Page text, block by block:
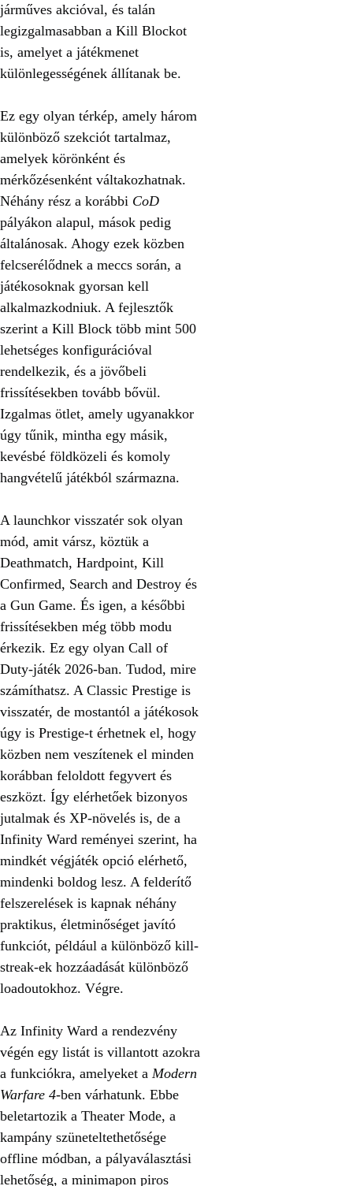
járműves akcióval, és talán
legizgalmasabban a Kill Blockot
is, amelyet a játékmenet
különlegességének állítanak be.
Ez egy olyan térkép, amely három
különböző szekciót tartalmaz,
amelyek körönként és
mérkőzésenként váltakozhatnak.
Néhány rész a korábbi CoD
pályákon alapul, mások pedig
általánosak. Ahogy ezek közben
felcserélődnek a meccs során, a
játékosoknak gyorsan kell
alkalmazkodniuk. A fejlesztők
szerint a Kill Block több mint 500
lehetséges konfigurációval
rendelkezik, és a jövőbeli
frissítésekben tovább bővül.
Izgalmas ötlet, amely ugyanakkor
úgy tűnik, mintha egy másik,
kevésbé földközeli és komoly
hangvételű játékból származna.
A launchkor visszatér sok olyan
mód, amit vársz, köztük a
Deathmatch, Hardpoint, Kill
Confirmed, Search and Destroy és
a Gun Game. És igen, a későbbi
frissítésekben még több modu
érkezik. Ez egy olyan Call of
Duty-játék 2026-ban. Tudod, mire
számíthatsz. A Classic Prestige is
visszatér, de mostantól a játékosok
úgy is Prestige-t érhetnek el, hogy
közben nem veszítenek el minden
korábban feloldott fegyvert és
eszközt. Így elérhetőek bizonyos
jutalmak és XP-növelés is, de a
Infinity Ward reményei szerint, ha
mindkét végjáték opció elérhető,
mindenki boldog lesz. A felderítő
felszerelések is kapnak néhány
praktikus, életminőséget javító
funkciót, például a különböző kill-
streak-ek hozzáadását különböző
loadoutokhoz. Végre.
Az Infinity Ward a rendezvény
végén egy listát is villantott azokra
a funkciókra, amelyeket a Modern
Warfare 4-ben várhatunk. Ebbe
beletartozik a Theater Mode, a
kampány szüneteltethetősége
offline módban, a pályaválasztási
lehetőség, a minimapon piros